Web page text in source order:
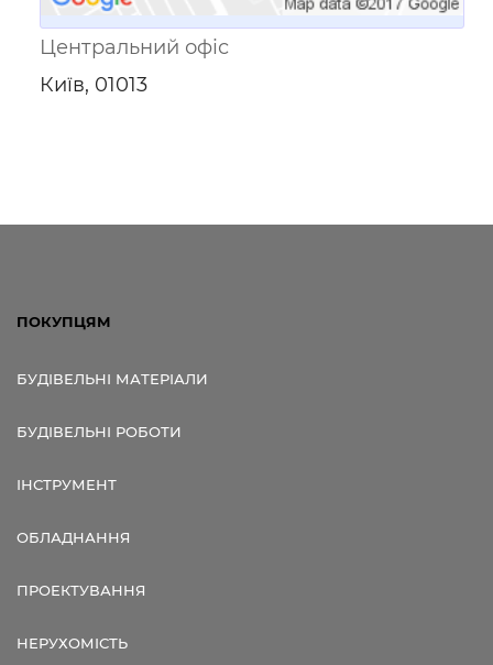
Центральний офіс
Київ, 01013
ПОКУПЦЯМ
БУДІВЕЛЬНІ МАТЕРІАЛИ
БУДІВЕЛЬНІ РОБОТИ
ІНСТРУМЕНТ
ОБЛАДНАННЯ
ПРОЕКТУВАННЯ
НЕРУХОМІСТЬ